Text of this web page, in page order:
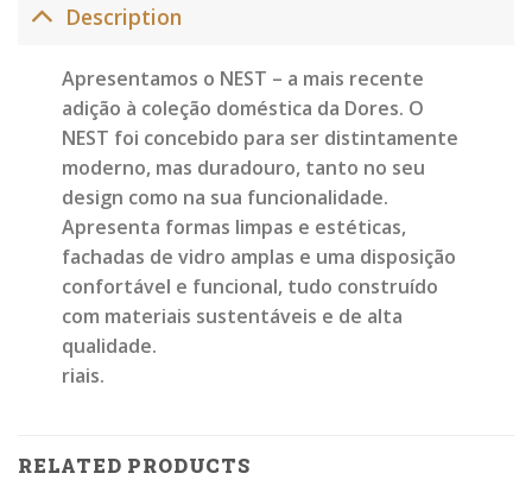
Description
Apresentamos o NEST – a mais recente
adição à coleção doméstica da Dores. O
NEST foi concebido para ser distintamente
moderno, mas duradouro, tanto no seu
design como na sua funcionalidade.
Apresenta formas limpas e estéticas,
fachadas de vidro amplas e uma disposição
confortável e funcional, tudo construído
com materiais sustentáveis e de alta
qualidade.
riais.
RELATED PRODUCTS